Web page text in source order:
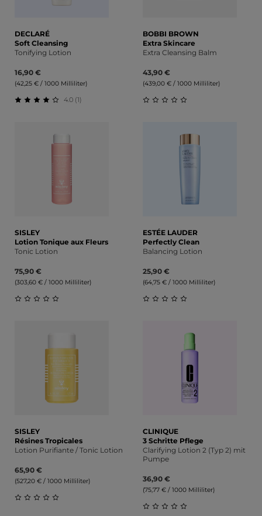
DECLARÉ
Soft Cleansing
Tonifying Lotion
16,90 €
(42,25 € / 1000 Milliliter)
4.0 (1)
BOBBI BROWN
Extra Skincare
Extra Cleansing Balm
43,90 €
(439,00 € / 1000 Milliliter)
SISLEY
Lotion Tonique aux Fleurs
Tonic Lotion
75,90 €
(303,60 € / 1000 Milliliter)
ESTÉE LAUDER
Perfectly Clean
Balancing Lotion
25,90 €
(64,75 € / 1000 Milliliter)
SISLEY
Résines Tropicales
Lotion Purifiante / Tonic Lotion
65,90 €
(527,20 € / 1000 Milliliter)
CLINIQUE
3 Schritte Pflege
Clarifying Lotion 2 (Typ 2) mit
Pumpe
36,90 €
(75,77 € / 1000 Milliliter)